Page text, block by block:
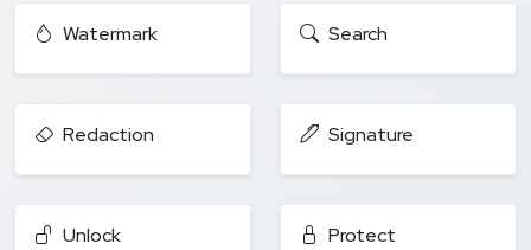
Watermark Search
Redaction Signature
Unlock Protect